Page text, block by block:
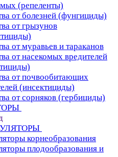
(репеленты)
от болезней (фунгициды)
от грызунов
от муравьев и тараканов
от насекомых вредителей
от почвообитающих
(инсектициды)
от сорняков (гербициды)
корнеобразования
плодообразования и